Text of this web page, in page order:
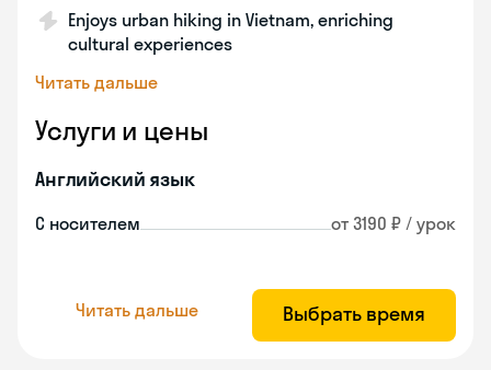
Enjoys urban hiking in Vietnam, enriching
cultural experiences
Читать дальше
Услуги и цены
Английский язык
С носителем от 3190 ₽ / урок
Читать дальше Выбрать время